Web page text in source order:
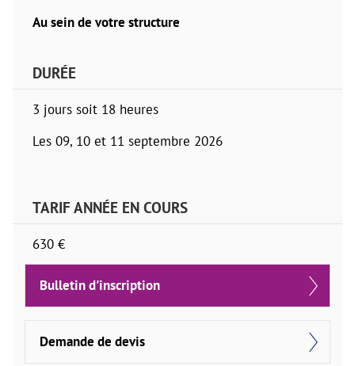
Au sein de votre structure
DURÉE
3 jours soit 18 heures
Les 09, 10 et 11 septembre 2026
TARIF ANNÉE EN COURS
630 €
Bulletin d'inscription
Demande de devis